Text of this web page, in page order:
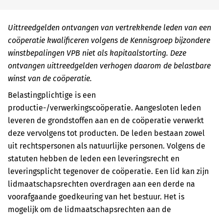
Uittreedgelden ontvangen van vertrekkende leden van een
coöperatie kwalificeren volgens de Kennisgroep bijzondere
winstbepalingen VPB niet als kapitaalstorting. Deze
ontvangen uittreedgelden verhogen daarom de belastbare
winst van de coöperatie.
Belastingplichtige is een
productie-/verwerkingscoöperatie. Aangesloten leden
leveren de grondstoffen aan en de coöperatie verwerkt
deze vervolgens tot producten. De leden bestaan zowel
uit rechtspersonen als natuurlijke personen. Volgens de
statuten hebben de leden een leveringsrecht en
leveringsplicht tegenover de coöperatie. Een lid kan zijn
lidmaatschapsrechten overdragen aan een derde na
voorafgaande goedkeuring van het bestuur. Het is
mogelijk om de lidmaatschapsrechten aan de